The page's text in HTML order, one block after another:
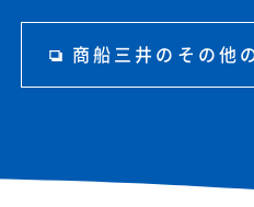
商船三井のその他